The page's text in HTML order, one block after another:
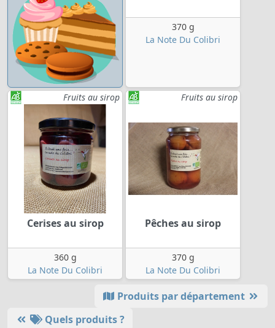
370 g
La Note Du Colibri
Fruits au sirop
Cerises au sirop
360 g
La Note Du Colibri
Fruits au sirop
Pêches au sirop
370 g
La Note Du Colibri
Produits par département
Quels produits ?